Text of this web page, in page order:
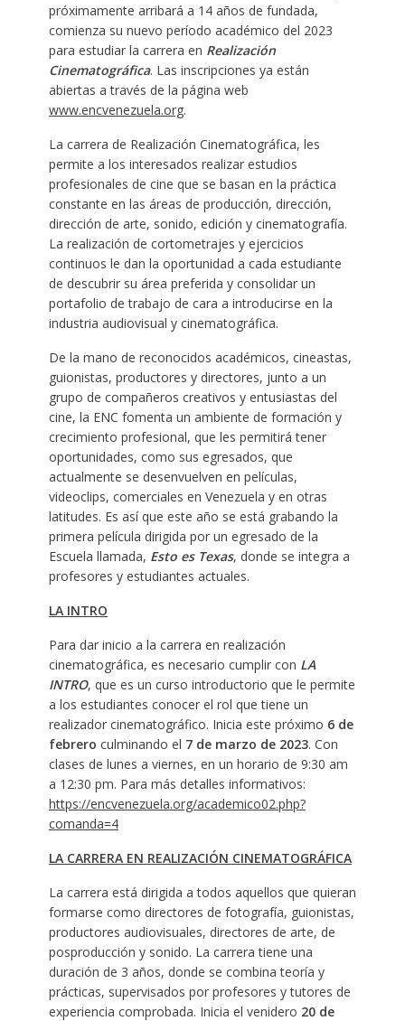
próximamente arribará a 14 años de fundada,
comienza su nuevo período académico del 2023
para estudiar la carrera en Realización
Cinematográfica. Las inscripciones ya están
abiertas a través de la página web
www.encvenezuela.org.
La carrera de Realización Cinematográfica, les
permite a los interesados realizar estudios
profesionales de cine que se basan en la práctica
constante en las áreas de producción, dirección,
dirección de arte, sonido, edición y cinematografía.
La realización de cortometrajes y ejercicios
continuos le dan la oportunidad a cada estudiante
de descubrir su área preferida y consolidar un
portafolio de trabajo de cara a introducirse en la
industria audiovisual y cinematográfica.
De la mano de reconocidos académicos, cineastas,
guionistas, productores y directores, junto a un
grupo de compañeros creativos y entusiastas del
cine, la ENC fomenta un ambiente de formación y
crecimiento profesional, que les permitirá tener
oportunidades, como sus egresados, que
actualmente se desenvuelven en películas,
videoclips, comerciales en Venezuela y en otras
latitudes. Es así que este año se está grabando la
primera película dirigida por un egresado de la
Escuela llamada, Esto es Texas, donde se integra a
profesores y estudiantes actuales.
LA INTRO
Para dar inicio a la carrera en realización
cinematográfica, es necesario cumplir con LA
INTRO, que es un curso introductorio que le permite
a los estudiantes conocer el rol que tiene un
realizador cinematográfico. Inicia este próximo 6 de
febrero culminando el 7 de marzo de 2023. Con
clases de lunes a viernes, en un horario de 9:30 am
a 12:30 pm. Para más detalles informativos:
https://encvenezuela.org/academico02.php?
comanda=4
LA CARRERA EN REALIZACIÓN CINEMATOGRÁFICA
La carrera está dirigida a todos aquellos que quieran
formarse como directores de fotografía, guionistas,
productores audiovisuales, directores de arte, de
posproducción y sonido. La carrera tiene una
duración de 3 años, donde se combina teoría y
prácticas, supervisados por profesores y tutores de
experiencia comprobada. Inicia el venidero 20 de